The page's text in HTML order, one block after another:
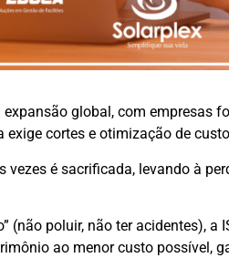
global, com empresas
cortes e otimização de
é sacrificada, levando à
(não poluir, não ter acidentes),
ao menor custo possível,